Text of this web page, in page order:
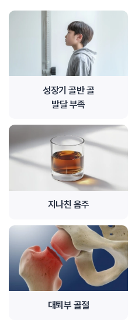
성장기 골반 골
발달 부족
지나친 음주
대퇴부 골절